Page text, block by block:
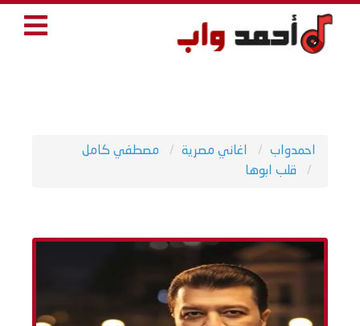
احمدواب اغاني مصرية
مصطفي كامل
قلب ابوها